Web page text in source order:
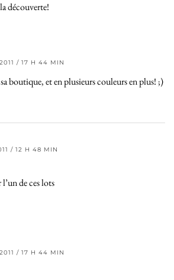
découverte!
/ 17 H 44 MIN
boutique, et en plusieurs couleurs en plus! ;)
/ 12 H 48 MIN
de ces lots
/ 17 H 44 MIN